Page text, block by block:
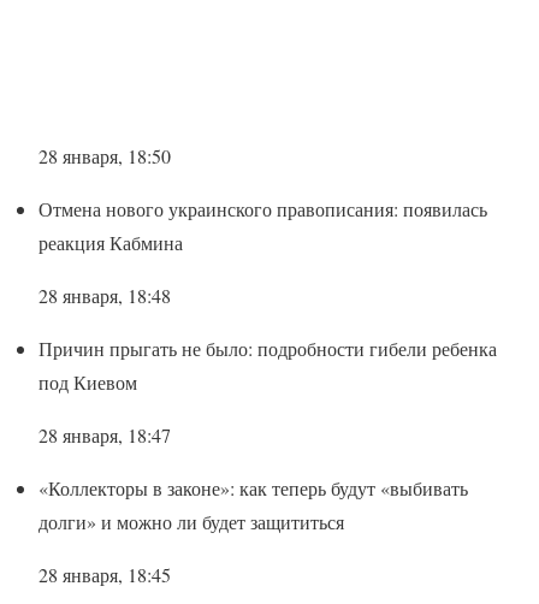
28 января, 18:50
Отмена нового украинского правописания: появилась
реакция Кабмина
28 января, 18:48
Причин прыгать не было: подробности гибели ребенка
под Киевом
28 января, 18:47
«Коллекторы в законе»: как теперь будут «выбивать
долги» и можно ли будет защититься
28 января, 18:45